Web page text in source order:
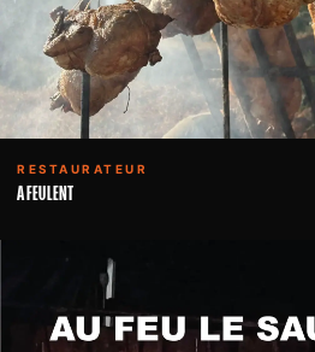
RESTAURATEUR
A FEU LENT